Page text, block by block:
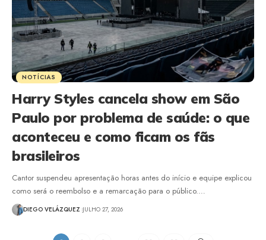
NOTÍCIAS
Harry Styles cancela show em São
Paulo por problema de saúde: o que
aconteceu e como ficam os fãs
brasileiros
Cantor suspendeu apresentação horas antes do início e equipe explicou
como será o reembolso e a remarcação para o público.…
DIEGO VELÁZQUEZ JULHO 27, 2026